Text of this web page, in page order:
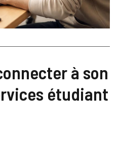
à son
étudiant